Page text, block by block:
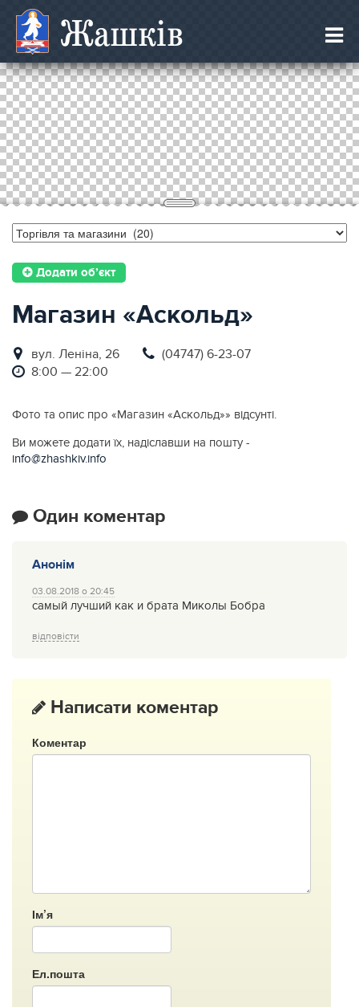
Жашків
Додати об’єкт
Магазин «Аскольд»
вул. Леніна, 26
(04747) 6-23-07
8:00 — 22:00
Фото та опис про «Магазин «Аскольд»» відсунті.
Ви можете додати їх, надіславши на пошту -
info@zhashkiv.info
Один коментар
Анонім
03.08.2018 о 20:45
самый лучший как и брата Миколы Бобра
відповісти
Написати коментар
Коментар
Ім’я
Ел.пошта